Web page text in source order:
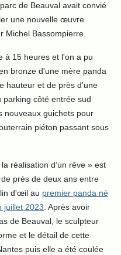
de Beauval avait convié
une nouvelle œuvre
Michel Bassompierre.
à 15 heures et l'on a pu
bronze d'une mère panda
hauteur et de près d'une
côté entrée sud
nouveaux guichets pour
piéton passant sous
réalisation d’un rêve » est
de près de deux ans entre
d'œil au premier panda né
juillet 2023 . Après avoir
de Beauval, le sculpteur
et le détail de cette
puis elle a été coulée